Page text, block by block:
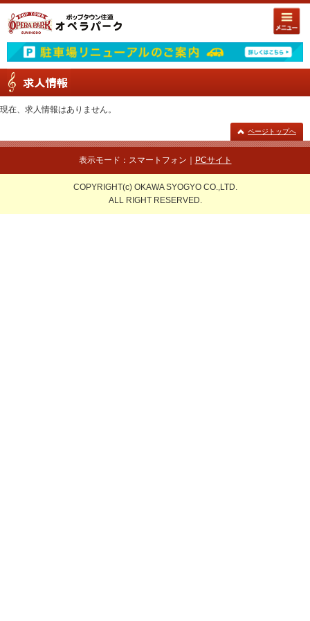
現在、求人情報はありません。
ページトップへ
表示モード：スマートフォン｜ PCサイト
COPYRIGHT(c) OKAWA SYOGYO CO.,LTD.
ALL RIGHT RESERVED.